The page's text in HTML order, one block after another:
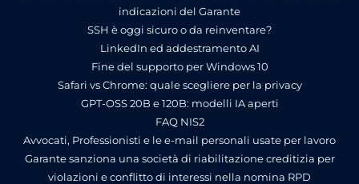
indicazioni del Garante
SSH è oggi sicuro o da reinventare?
LinkedIn ed addestramento AI
Fine del supporto per Windows 10
Safari vs Chrome: quale scegliere per la privacy
GPT-OSS 20B e 120B: modelli IA aperti
FAQ NIS2
Avvocati, Professionisti e le e-mail personali usate per lavoro
Garante sanziona una società di riabilitazione creditizia per
violazioni e conflitto di interessi nella nomina RPD